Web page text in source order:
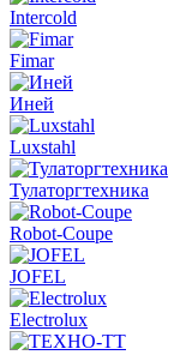
Intercold
Fimar
Иней
Luxstahl
Тулаторгтехника
Robot-Coupe
JOFEL
Electrolux